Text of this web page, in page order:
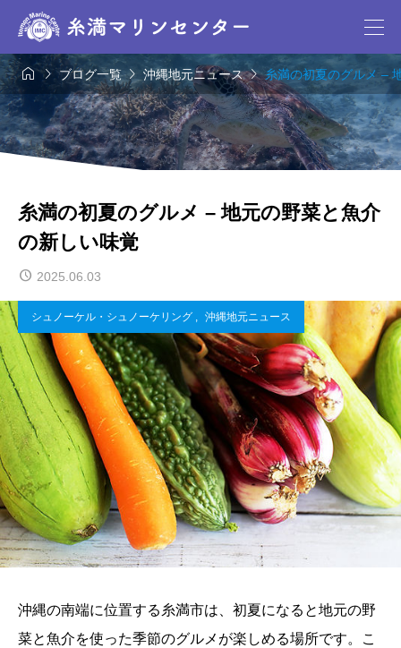
ブログ一覧沖縄地元ニュース糸満の初夏のグルメ –
糸満の初夏のグルメ – 地元の野菜と魚介
の新しい味覚
2025.06.03
シュノーケル・シュノーケリング , 沖縄地元ニュース
沖縄の南端に位置する糸満市は、初夏になると地元の野
菜と魚介を使った季節のグルメが楽しめる場所です。こ